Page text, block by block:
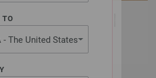
TO
- The United States
VUNE |